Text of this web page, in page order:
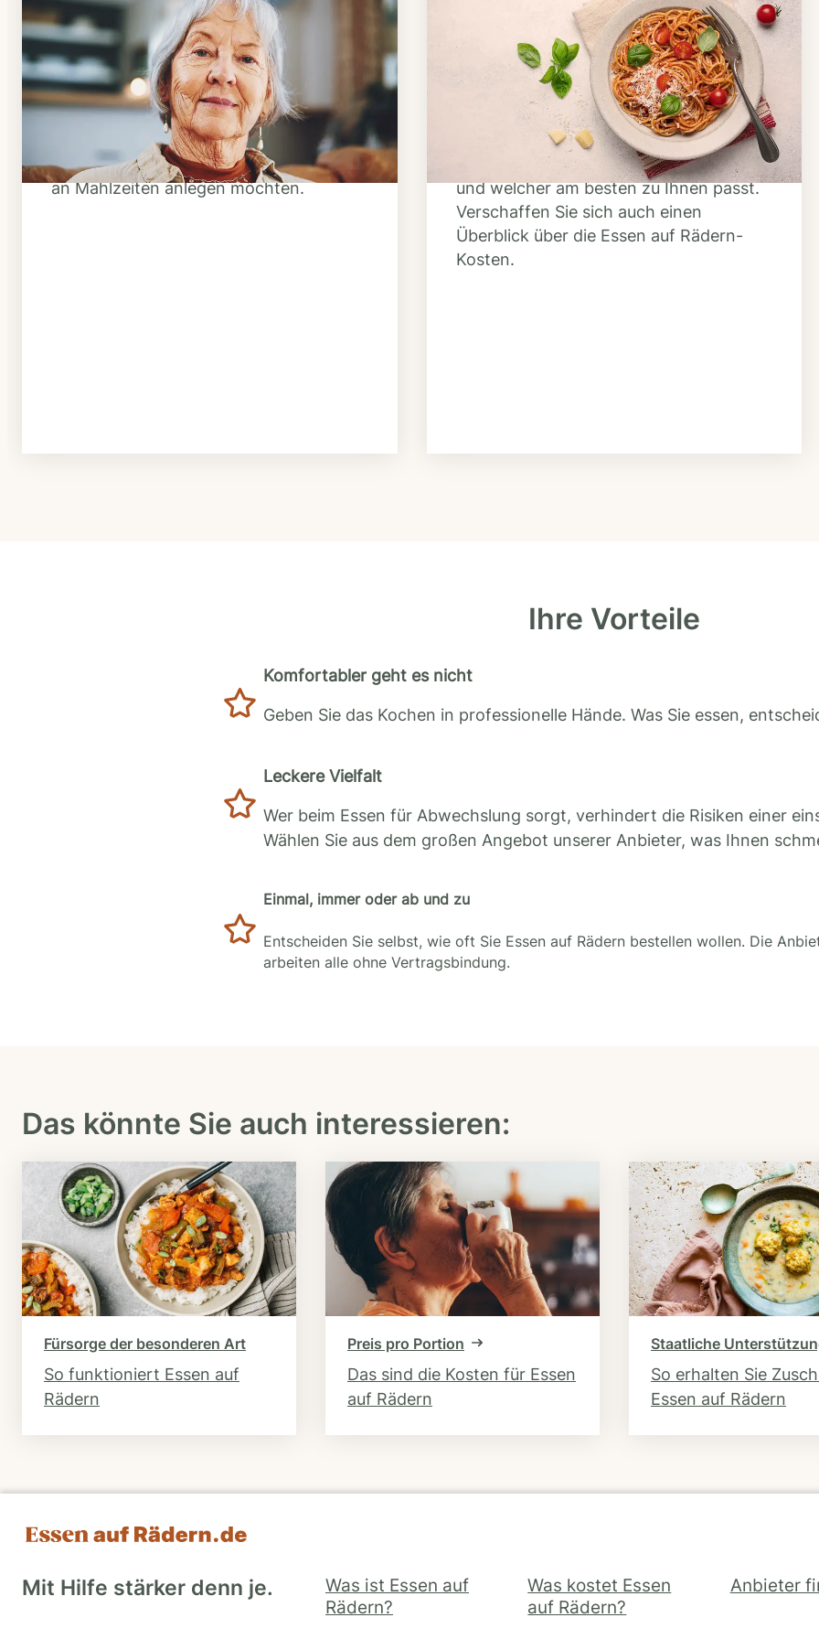
Schritt 1
Klarheit schaffen
Überlegen Sie, ob Ihnen das Essen
täglich verzehrfertig geliefert werden
soll oder Sie sich einen Tiefkühl-Vorrat
an Mahlzeiten anlegen möchten.
Schritt 2
Anbieter finden
Nutzen Sie unsere große Mahlzeiten-
Dienst-Suche, um herauszufinden,
welche Anbieter es in Ihrer Region gibt
und welcher am besten zu Ihnen passt.
Verschaffen Sie sich auch einen
Überblick über die Essen auf Rädern-
Kosten.
Ihre Vorteile
Komfortabler geht es nicht
Geben Sie das Kochen in professionelle Hände. Was Sie essen,
Leckere Vielfalt
Wer beim Essen für Abwechslung sorgt, verhindert die Risiken einer
Wählen Sie aus dem großen Angebot unserer Anbieter, was Ihnen
Einmal, immer oder ab und zu
Entscheiden Sie selbst, wie oft Sie Essen auf Rädern bestellen wollen. Die
arbeiten alle ohne Vertragsbindung.
Das könnte Sie auch interessieren:
Fürsorge der besonderen Art
So funktioniert Essen auf
Rädern
Preis pro Portion
Das sind die Kosten für Essen
auf Rädern
Staatliche
So erhalten Sie
Essen auf Rädern
Mit Hilfe stärker denn je.
Was ist Essen auf
Rädern?
Was kostet Essen
auf Rädern?
Anbieter